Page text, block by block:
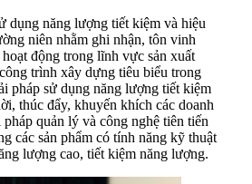
dụng năng lượng tiết kiệm và hiệu
niên nhằm ghi nhận, tôn vinh
động trong lĩnh vực sản xuất
trình xây dựng tiêu biểu trong
pháp sử dụng năng lượng tiết kiệm
thúc đẩy, khuyến khích các doanh
quản lý và công nghệ tiên tiến
các sản phẩm có tính năng kỹ thuật
lượng cao, tiết kiệm năng lượng.